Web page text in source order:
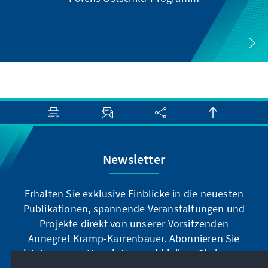
Newsletter
Erhalten Sie exklusive Einblicke in die neuesten
Publikationen, spannende Veranstaltungen und
Projekte direkt von unserer Vorsitzenden
Annegret Kramp-Karrenbauer. Abonnieren Sie
jetzt unseren Newsletter und bleiben Sie immer